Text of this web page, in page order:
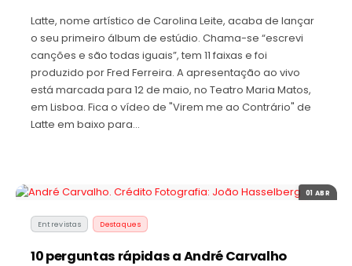
Latte, nome artístico de Carolina Leite, acaba de lançar
o seu primeiro álbum de estúdio. Chama-se “escrevi
canções e são todas iguais”, tem 11 faixas e foi
produzido por Fred Ferreira. A apresentação ao vivo
está marcada para 12 de maio, no Teatro Maria Matos,
em Lisboa. Fica o vídeo de "Virem me ao Contrário" de
Latte em baixo para…
01 ABR
Entrevistas Destaques
10 perguntas rápidas a André Carvalho